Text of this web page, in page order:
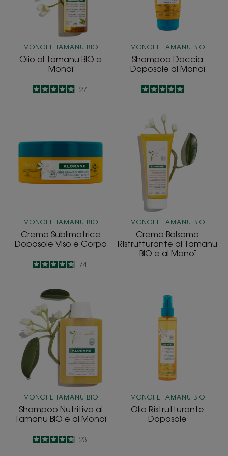
Monoï
MONOÏ E TAMANU BIO
Olio al Tamanu BIO e
Monoï
4.9
/
5
27
MONOÏ E TAMANU BIO
Shampoo Doccia
Doposole al Monoï
5/51
Doposole
Viso
e
Corpo
MONOÏ E TAMANU BIO
Crema Sublimatrice
Doposole Viso e Corpo
4.8
/
5
74
Balsamo
Ristrutturante
al
Tamanu
BIO
e
MONOÏ E TAMANU BIO
Crema Balsamo
Ristrutturante al Tamanu
BIO e al Monoï
Shampoo
Nutritivo
al
Tamanu
BIO
Monoï
MONOÏ E TAMANU BIO
Shampoo Nutritivo al
Tamanu BIO e al Monoï
4.8
/
5
23
Olio
Ristrutturante
Doposole
MONOÏ E TAMANU BIO
Olio Ristrutturante
Doposole